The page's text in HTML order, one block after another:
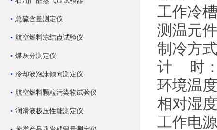
总硫含量测定仪
航空燃料冻结点试验仪
煤灰分测定仪
冷却液泡沫倾向测定仪
航空燃料颗粒污染物试验仪
润滑液极压性能测定仪
工作冷
测温元
制冷方
计 时：
环境温
相对湿
工作电